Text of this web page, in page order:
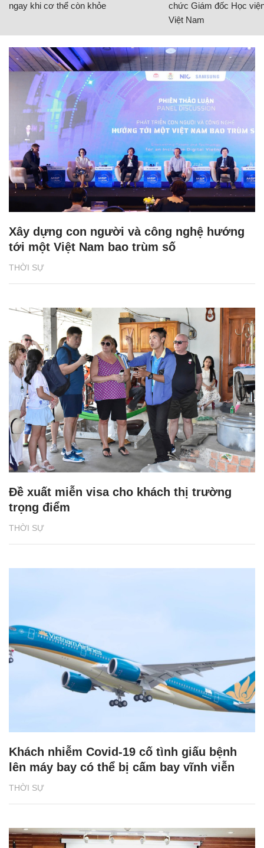
ngay khi cơ thể còn khỏe
chức Giám đốc Học
Việt Nam
THỜI SỰ
Xây dựng con người và công nghệ hướng
tới một Việt Nam bao trùm số
THỜI SỰ
Đề xuất miễn visa cho khách thị trường
trọng điểm
THỜI SỰ
Khách nhiễm Covid-19 cố tình giấu bệnh
lên máy bay có thể bị cấm bay vĩnh viễn